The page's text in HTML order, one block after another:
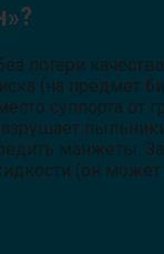
потери
(на
суппорта
манжеты.
(он